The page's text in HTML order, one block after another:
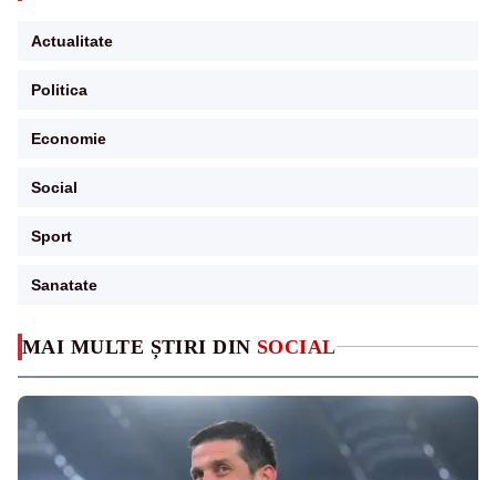
MAI MULTE ȘTIRI DIN SOCIAL
Actualitate
Politica
Economie
Social
Sport
Sanatate